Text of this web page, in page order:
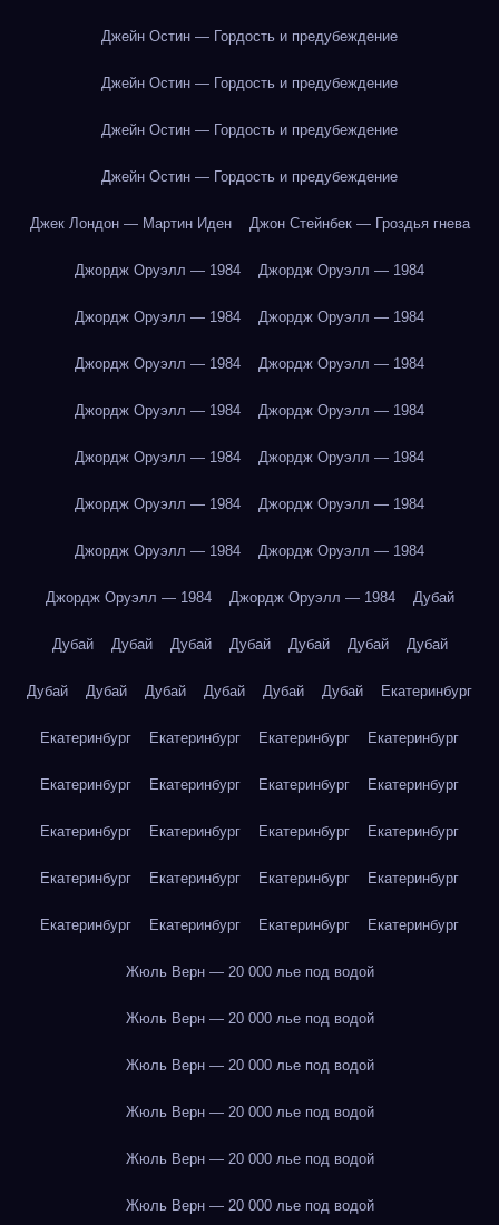
Джейн Остин — Гордость и предубеждение
Джейн Остин — Гордость и предубеждение
Джейн Остин — Гордость и предубеждение
Джейн Остин — Гордость и предубеждение
Джек Лондон — Мартин Иден Джон Стейнбек — Гроздья гнева
Джордж Оруэлл — 1984 Джордж Оруэлл — 1984
Джордж Оруэлл — 1984 Джордж Оруэлл — 1984
Джордж Оруэлл — 1984 Джордж Оруэлл — 1984
Джордж Оруэлл — 1984 Джордж Оруэлл — 1984
Джордж Оруэлл — 1984 Джордж Оруэлл — 1984
Джордж Оруэлл — 1984 Джордж Оруэлл — 1984
Джордж Оруэлл — 1984 Джордж Оруэлл — 1984
Джордж Оруэлл — 1984 Джордж Оруэлл — 1984 Дубай
Дубай Дубай Дубай Дубай Дубай Дубай Дубай
Дубай Дубай Дубай Дубай Дубай Дубай Екатеринбург
Екатеринбург Екатеринбург Екатеринбург Екатеринбург
Екатеринбург Екатеринбург Екатеринбург Екатеринбург
Екатеринбург Екатеринбург Екатеринбург Екатеринбург
Екатеринбург Екатеринбург Екатеринбург Екатеринбург
Екатеринбург Екатеринбург Екатеринбург Екатеринбург
Жюль Верн — 20 000 лье под водой
Жюль Верн — 20 000 лье под водой
Жюль Верн — 20 000 лье под водой
Жюль Верн — 20 000 лье под водой
Жюль Верн — 20 000 лье под водой
Жюль Верн — 20 000 лье под водой